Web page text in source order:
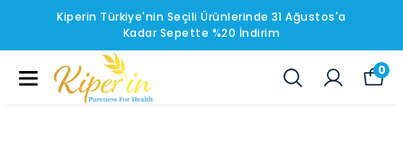
Kiperin Türkiye'nin Seçili Ürünlerinde 31 Ağustos'a
Kadar Sepette %20 İndirim
0